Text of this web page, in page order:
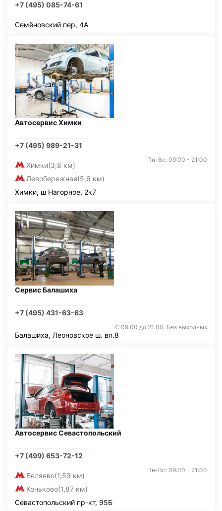
+7 (495) 085-74-61
Семёновский пер, 4А
Автосервис Химки
+7 (495) 989-21-31
Химки(3,8 км)
Левобережная(5,6 км)
Пн-Вс: 09:00 - 21:00
Химки, ш Нагорное, 2к7
Сервис Балашиха
+7 (495) 431-63-63
С 09:00 до 21:00. Без выходных
Балашиха, Леоновское ш. вл.8
Автосервис Севастопольский
+7 (499) 653-72-12
Беляево(1,59 км)
Коньково(1,87 км)
Пн-Вс: 09:00 - 21:00
Севастопольский пр-кт, 95Б